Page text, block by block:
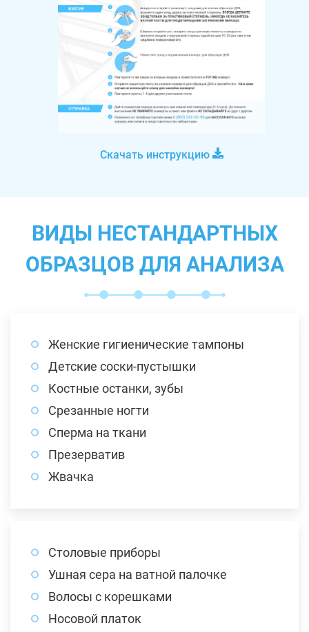
Скачать инструкцию
ВИДЫ НЕСТАНДАРТНЫХ
ОБРАЗЦОВ ДЛЯ АНАЛИЗА
Женские гигиенические тампоны
Детские соски-пустышки
Костные останки, зубы
Срезанные ногти
Сперма на ткани
Презерватив
Жвачка
Столовые приборы
Ушная сера на ватной палочке
Волосы с корешками
Носовой платок